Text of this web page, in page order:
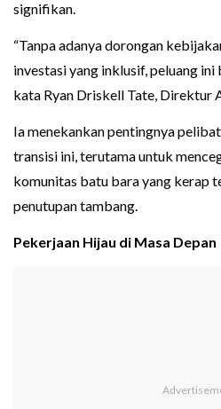
signifikan.
“Tanpa adanya dorongan
investasi yang inklusif, peluang ini
kata Ryan Driskell Tate, Direktur
Ia menekankan pentingnya
transisi ini, terutama untuk
komunitas batu bara yang kerap
penutupan tambang.
Pekerjaan Hijau di Masa Depan